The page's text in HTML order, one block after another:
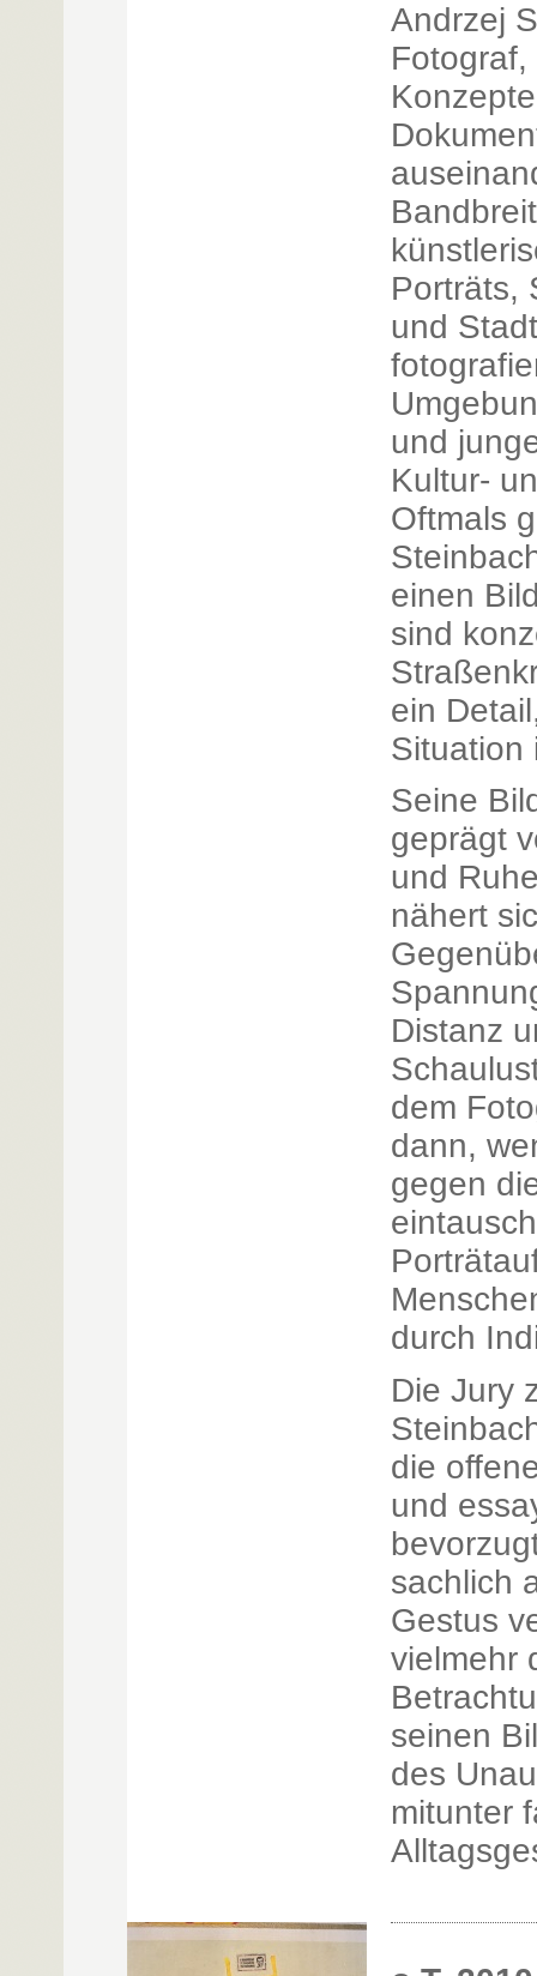
Andrzej
Porträts,
und
und
Kultur-
Oftmals
einen
sind
ein
Situation
Seine
geprägt
und
nähert
Distanz
dem
dann,
gegen
durch
Die Jury
die
und
sachlich
Gestus
vielmehr
seinen
des
mitunter